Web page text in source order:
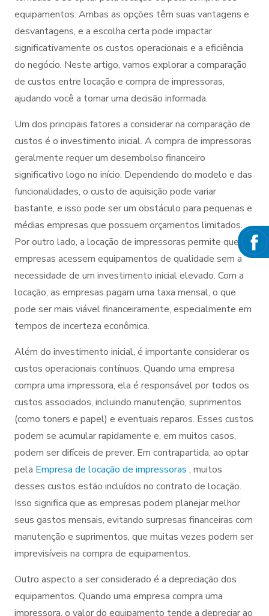
equipamentos. Ambas as opções têm suas vantagens e
desvantagens, e a escolha certa pode impactar
significativamente os custos operacionais e a eficiência
do negócio. Neste artigo, vamos explorar a comparação
de custos entre locação e compra de impressoras,
ajudando você a tomar uma decisão informada.
Um dos principais fatores a considerar na comparação de
custos é o investimento inicial. A compra de impressoras
geralmente requer um desembolso financeiro
significativo logo no início. Dependendo do modelo e das
funcionalidades, o custo de aquisição pode variar
bastante, e isso pode ser um obstáculo para pequenas e
médias empresas que possuem orçamentos limitados.
Por outro lado, a locação de impressoras permite que as
empresas acessem equipamentos de qualidade sem a
necessidade de um investimento inicial elevado. Com a
locação, as empresas pagam uma taxa mensal, o que
pode ser mais viável financeiramente, especialmente em
tempos de incerteza econômica.
Além do investimento inicial, é importante considerar os
custos operacionais contínuos. Quando uma empresa
compra uma impressora, ela é responsável por todos os
custos associados, incluindo manutenção, suprimentos
(como toners e papel) e eventuais reparos. Esses custos
podem se acumular rapidamente e, em muitos casos,
podem ser difíceis de prever. Em contrapartida, ao optar
pela Empresa de locação de impressoras , muitos
desses custos estão incluídos no contrato de locação.
Isso significa que as empresas podem planejar melhor
seus gastos mensais, evitando surpresas financeiras com
manutenção e suprimentos, que muitas vezes podem ser
imprevisíveis na compra de equipamentos.
Outro aspecto a ser considerado é a depreciação dos
equipamentos. Quando uma empresa compra uma
impressora, o valor do equipamento tende a depreciar ao